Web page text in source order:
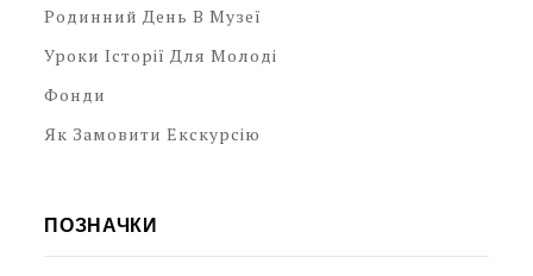
Родинний День В Музеї
Уроки Історії Для Молоді
Фонди
Як Замовити Екскурсію
ПОЗНАЧКИ